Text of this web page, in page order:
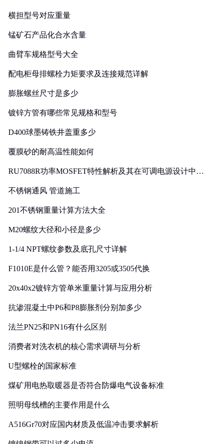
横担型号对应重量
锰矿石产品化合水含量
曲臂车规格型号大全
配电柜母排螺栓力矩要求及连接规范详解
膨胀螺丝尺寸是多少
镀锌方管有哪些常见规格和型号
D400球墨铸铁井盖重多少
覆膜砂的耐高温性能如何
RU7088R功率MOSFET特性解析及其在可调电源设计中的
不锈钢通风 管道施工
201不锈钢重量计算方法大全
M20螺纹大径和小径是多少
1-1/4 NPT螺纹参数及底孔尺寸详解
F1010E是什么管？能否用3205或3505代换
20x40x2镀锌方管单米重量计算与应用分析
抗渗混凝土中P6和P8膨胀剂分别加多少
法兰PN25和PN16有什么区别
消费者对洗衣机的核心需求调研与分析
U型螺栓的国家标准
煤矿用电热取暖器是否符合防爆电气设备标准
照明母线槽的主要作用是什么
A516Gr70对应国内材质及低温冲击要求解析